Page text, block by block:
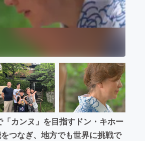
カンヌ」を目指すドン・キホー
つなぎ、地方でも世界に挑戦で